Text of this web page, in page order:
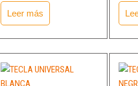
Leer más